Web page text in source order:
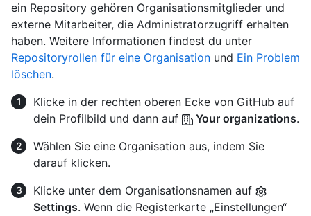
ein Repository gehören Organisationsmitglieder und
externe Mitarbeiter, die Administratorzugriff erhalten
haben. Weitere Informationen findest du unter
Repositoryrollen für eine Organisation und Ein Problem
löschen.
Klicke in der rechten oberen Ecke von GitHub auf
dein Profilbild und dann auf
Your organizations.
Wählen Sie eine Organisation aus, indem Sie
darauf klicken.
Klicke unter dem Organisationsnamen auf
Settings. Wenn die Registerkarte „Einstellungen“